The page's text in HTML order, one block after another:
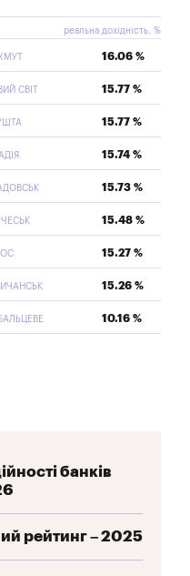
реальна дохідність, %
16.06 %
СВІТ 15.77 %
15.77 %
15.74 %
15.73 %
15.48 %
15.27 %
15.26 %
10.16 %
банків
рейтинг – 2025